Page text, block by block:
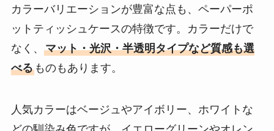
カラーバリエーションが豊富な点も、ペーパーポ
ットティッシュケースの特徴です。カラーだけで
なく、 マット・光沢・半透明タイプなど質感も選
べるものもあります。
人気カラーはベージュやアイボリー、ホワイトな